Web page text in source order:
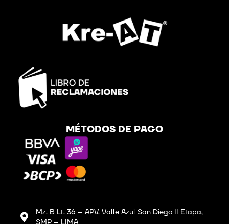
MÉTODOS DE PAGO
Mz. B Lt. 36 – APV. Valle Azul San Diego II Etapa,